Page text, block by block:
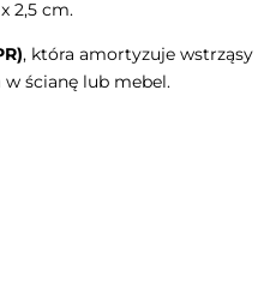
2,5 cm.
, która amortyzuje
ścianę lub mebel.